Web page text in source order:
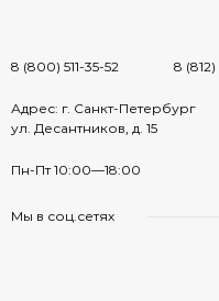
8 (800) 511-35-52 8
Адрес: г. Санкт-Петербург
ул. Десантников, д. 15
Пн-Пт 10:00—18:00
Мы в соц.сетях